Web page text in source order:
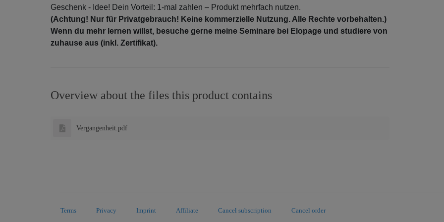
Geschenk - Idee! Dein Vorteil: 1-mal zahlen – Produkt mehrfach nutzen.
(Achtung! Nur für Privatgebrauch! Keine kommerzielle Nutzung. Alle Rechte vorbehalten.)
Wenn du mehr lernen willst, besuche gerne meine Seminare bei Elopage und studiere von
zuhause aus (inkl. Zertifikat).
Overview about the files this product contains
Vergangenheit.pdf
Terms Privacy Imprint Affiliate Cancel subscription Cancel order